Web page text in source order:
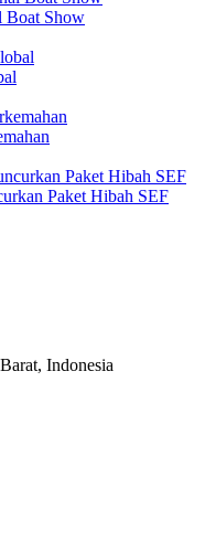
Boat Show
Paket Hibah SEF
Indonesia